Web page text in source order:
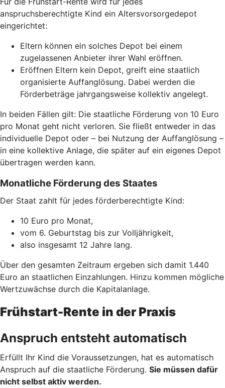
anspruchsberechtigte Kind ein Altersvorsorgedepot
eingerichtet:
Eltern können ein solches Depot bei einem
zugelassenen Anbieter ihrer Wahl eröffnen.
Eröffnen Eltern kein Depot, greift eine staatlich
organisierte Auffanglösung. Dabei werden die
Förderbeträge jahrgangsweise kollektiv angelegt.
In beiden Fällen gilt: Die staatliche Förderung von 10 Euro
pro Monat geht nicht verloren. Sie fließt entweder in das
individuelle Depot oder – bei Nutzung der Auffanglösung –
in eine kollektive Anlage, die später auf ein eigenes Depot
übertragen werden kann.
Monatliche Förderung des Staates
Der Staat zahlt für jedes förderberechtigte Kind:
10 Euro pro Monat,
vom 6. Geburtstag bis zur Volljährigkeit,
also insgesamt 12 Jahre lang.
Über den gesamten Zeitraum ergeben sich damit 1.440
Euro an staatlichen Einzahlungen. Hinzu kommen mögliche
Wertzuwächse durch die Kapitalanlage.
Frühstart-Rente in der Praxis
Anspruch entsteht automatisch
Erfüllt Ihr Kind die Voraussetzungen, hat es automatisch
Anspruch auf die staatliche Förderung. Sie müssen dafür
nicht selbst aktiv werden.